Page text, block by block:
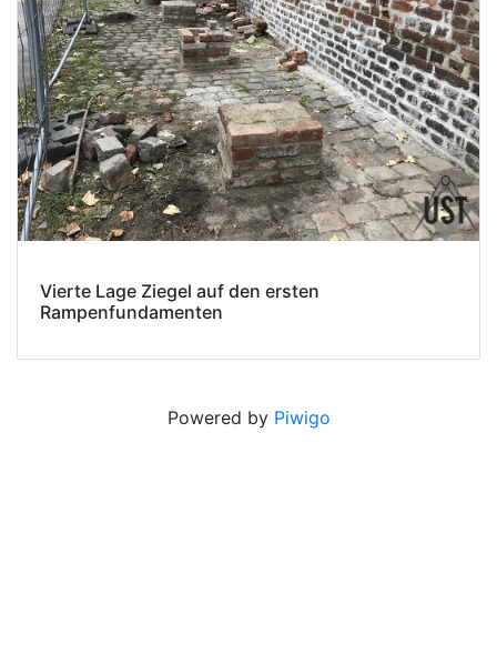
Vierte Lage Ziegel auf den ersten
Rampenfundamenten
Powered by Piwigo